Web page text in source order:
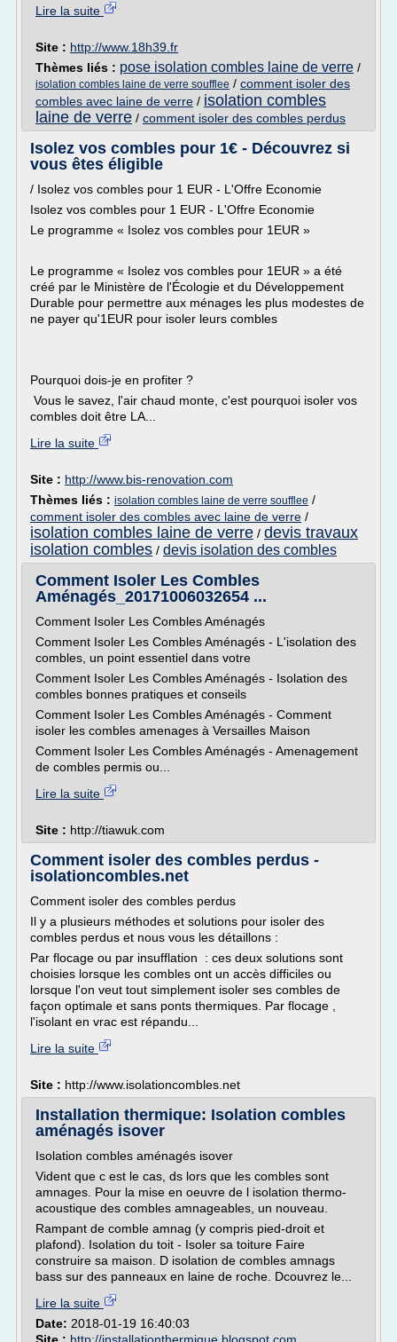
Lire la suite
Site : http://www.18h39.fr
Thèmes liés : pose isolation combles laine de verre /
isolation combles laine de verre soufflee / comment isoler des
combles avec laine de verre / isolation combles
laine de verre / comment isoler des combles perdus
Isolez vos combles pour 1€ - Découvrez si
vous êtes éligible
/ Isolez vos combles pour 1 EUR - L'Offre Economie
Isolez vos combles pour 1 EUR - L'Offre Economie
Le programme « Isolez vos combles pour 1EUR »
Le programme « Isolez vos combles pour 1EUR » a été
créé par le Ministère de l'Écologie et du Développement
Durable pour permettre aux ménages les plus modestes de
ne payer qu'1EUR pour isoler leurs combles
Pourquoi dois-je en profiter ?
Vous le savez, l'air chaud monte, c'est pourquoi isoler vos
combles doit être LA...
Lire la suite
Site : http://www.bis-renovation.com
Thèmes liés : isolation combles laine de verre soufflee /
comment isoler des combles avec laine de verre /
isolation combles laine de verre / devis travaux
isolation combles / devis isolation des combles
Comment Isoler Les Combles
Aménagés_20171006032654 ...
Comment Isoler Les Combles Aménagés
Comment Isoler Les Combles Aménagés - L'isolation des
combles, un point essentiel dans votre
Comment Isoler Les Combles Aménagés - Isolation des
combles bonnes pratiques et conseils
Comment Isoler Les Combles Aménagés - Comment
isoler les combles amenages à Versailles Maison
Comment Isoler Les Combles Aménagés - Amenagement
de combles permis ou...
Lire la suite
Site : http://tiawuk.com
Comment isoler des combles perdus -
isolationcombles.net
Comment isoler des combles perdus
Il y a plusieurs méthodes et solutions pour isoler des
combles perdus et nous vous les détaillons :
Par flocage ou par insufflation : ces deux solutions sont
choisies lorsque les combles ont un accès difficiles ou
lorsque l'on veut tout simplement isoler ses combles de
façon optimale et sans ponts thermiques. Par flocage ,
l'isolant en vrac est répandu...
Lire la suite
Site : http://www.isolationcombles.net
Installation thermique: Isolation combles
aménagés isover
Isolation combles aménagés isover
Vident que c est le cas, ds lors que les combles sont
amnages. Pour la mise en oeuvre de l isolation thermo-
acoustique des combles amnageables, un nouveau.
Rampant de comble amnag (y compris pied-droit et
plafond). Isolation du toit - Isoler sa toiture Faire
construire sa maison. D isolation de combles amnags
bass sur des panneaux en laine de roche. Dcouvrez le...
Lire la suite
Date: 2018-01-19 16:40:03